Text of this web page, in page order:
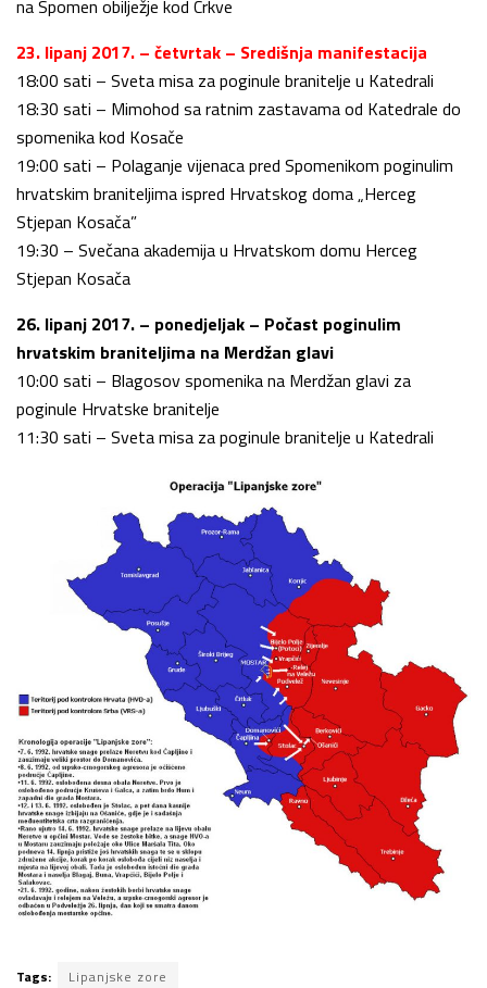
na Spomen obilježje kod Crkve
23. lipanj 2017. – četvrtak – Središnja manifestacija
18:00 sati – Sveta misa za poginule branitelje u Katedrali
18:30 sati – Mimohod sa ratnim zastavama od Katedrale do
spomenika kod Kosače
19:00 sati – Polaganje vijenaca pred Spomenikom poginulim
hrvatskim braniteljima ispred Hrvatskog doma „Herceg
Stjepan Kosača”
19:30 – Svečana akademija u Hrvatskom domu Herceg
Stjepan Kosača
26. lipanj 2017. – ponedjeljak – Počast poginulim
hrvatskim braniteljima na Merdžan glavi
10:00 sati – Blagosov spomenika na Merdžan glavi za
poginule Hrvatske branitelje
11:30 sati – Sveta misa za poginule branitelje u Katedrali
Tags: Lipanjske zore